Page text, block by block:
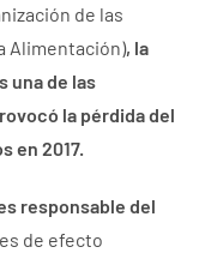
de las
Alimentación), la
una de las
la pérdida del
en 2017.
responsable del
de efecto